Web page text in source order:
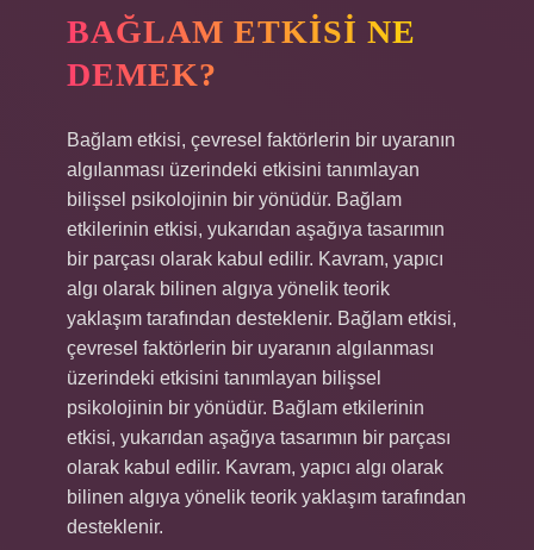
BAĞLAM ETKISI NE
DEMEK?
Bağlam etkisi, çevresel faktörlerin bir uyaranın
algılanması üzerindeki etkisini tanımlayan
bilişsel psikolojinin bir yönüdür. Bağlam
etkilerinin etkisi, yukarıdan aşağıya tasarımın
bir parçası olarak kabul edilir. Kavram, yapıcı
algı olarak bilinen algıya yönelik teorik
yaklaşım tarafından desteklenir. Bağlam etkisi,
çevresel faktörlerin bir uyaranın algılanması
üzerindeki etkisini tanımlayan bilişsel
psikolojinin bir yönüdür. Bağlam etkilerinin
etkisi, yukarıdan aşağıya tasarımın bir parçası
olarak kabul edilir. Kavram, yapıcı algı olarak
bilinen algıya yönelik teorik yaklaşım tarafından
desteklenir.